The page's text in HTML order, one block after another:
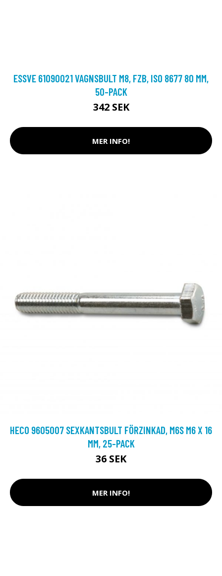
ESSVE 61090021 VAGNSBULT M8, FZB, ISO 8677 80 MM,
50-PACK
342 SEK
MER INFO!
HECO 9605007 SEXKANTSBULT FÖRZINKAD, M6S M6 X 16
MM, 25-PACK
36 SEK
MER INFO!